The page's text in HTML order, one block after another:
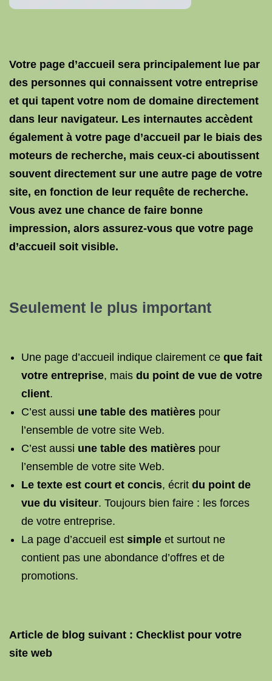
Votre page d’accueil sera principalement lue par
des personnes qui connaissent votre entreprise
et qui tapent votre nom de domaine directement
dans leur navigateur. Les internautes accèdent
également à votre page d’accueil par le biais des
moteurs de recherche, mais ceux-ci aboutissent
souvent directement sur une autre page de votre
site, en fonction de leur requête de recherche.
Vous avez une chance de faire bonne
impression, alors assurez-vous que votre page
d’accueil soit visible.
Seulement le plus important
Une page d’accueil indique clairement ce que fait
votre entreprise, mais du point de vue de votre
client.
C’est aussi une table des matières pour
l’ensemble de votre site Web.
C’est aussi une table des matières pour
l’ensemble de votre site Web.
Le texte est court et concis, écrit du point de
vue du visiteur. Toujours bien faire : les forces
de votre entreprise.
La page d’accueil est simple et surtout ne
contient pas une abondance d’offres et de
promotions.
Article de blog suivant : Checklist pour votre
site web